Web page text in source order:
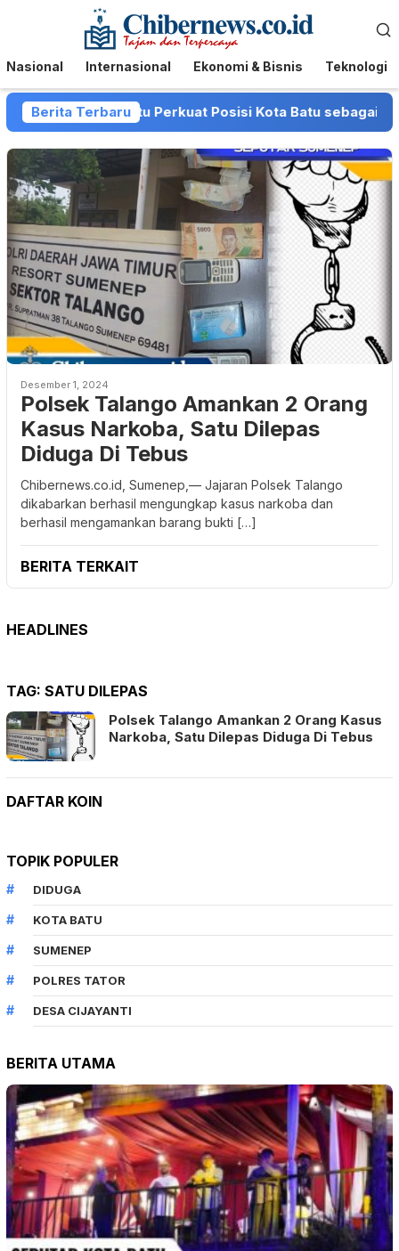
Menu
Mobile
Nasional Internasional Ekonomi & Bisnis Teknologi
Berita Terbaru
Pemkot Batu Perkuat Posisi Kota Batu sebagai
Desember 1, 2024
Polsek Talango Amankan 2 Orang
Kasus Narkoba, Satu Dilepas
Diduga Di Tebus
Chibernews.co.id, Sumenep,— Jajaran Polsek Talango
dikabarkan berhasil mengungkap kasus narkoba dan
berhasil mengamankan barang bukti […]
BERITA TERKAIT
HEADLINES
TAG: SATU DILEPAS
Polsek Talango Amankan 2 Orang Kasus
Narkoba, Satu Dilepas Diduga Di Tebus
DAFTAR KOIN
TOPIK POPULER
DIDUGA
KOTA BATU
SUMENEP
POLRES TATOR
DESA CIJAYANTI
BERITA UTAMA